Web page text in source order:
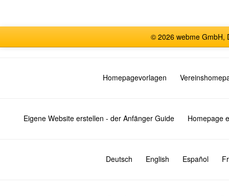
© 2026 webme GmbH,
Homepagevorlagen
Eigene Website erstellen - der Anfänger Guide Homepage
Deutsch English Español